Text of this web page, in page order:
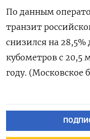
По данным
транзит
снизился на
кубометров с 20,5
году. (Московское